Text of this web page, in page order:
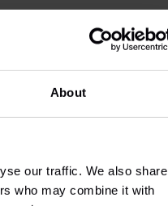
About
our traffic. We also share
who may combine it with